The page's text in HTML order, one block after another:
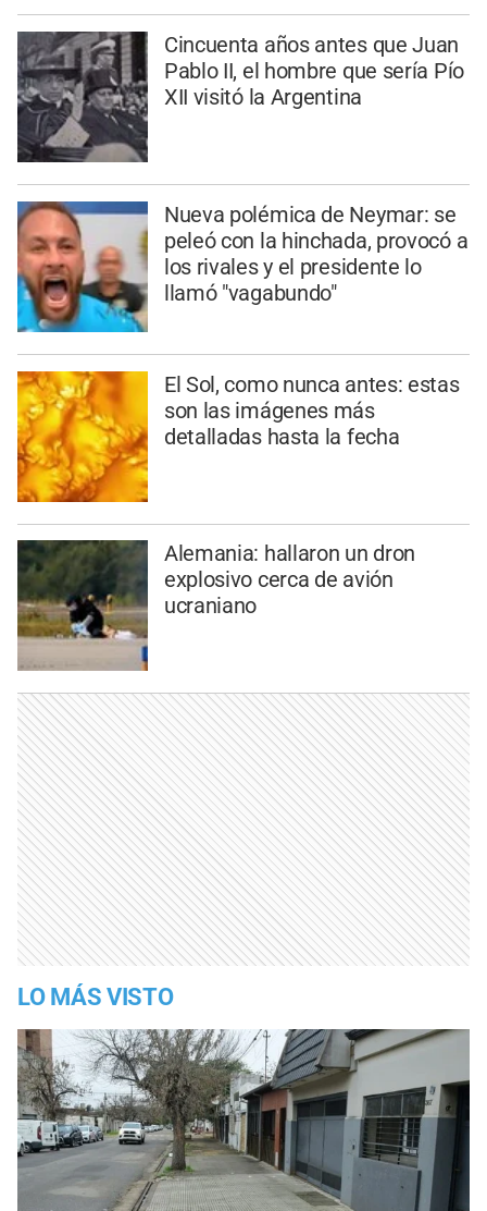
Cincuenta años antes que Juan
Pablo II, el hombre que sería Pío
XII visitó la Argentina
Nueva polémica de Neymar: se
peleó con la hinchada, provocó a
los rivales y el presidente lo
llamó "vagabundo"
El Sol, como nunca antes: estas
son las imágenes más
detalladas hasta la fecha
Alemania: hallaron un dron
explosivo cerca de avión
ucraniano
LO MÁS VISTO